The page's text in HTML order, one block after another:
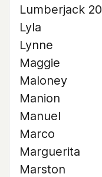
Lumberjack 20
Lyla
Lynne
Maggie
Maloney
Manion
Manuel
Marco
Marguerita
Marston